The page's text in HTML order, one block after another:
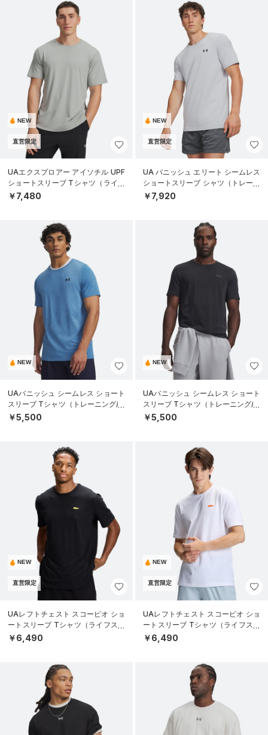
NEW
直営限定
UAエクスプロアー アイソチル UPF
ショートスリーブ Tシャツ（ライフ
スタイル/MEN）
￥7,480
NEW
直営限定
UA バニッシュ エリート シームレス
ショートスリーブ シャツ（トレーニ
ング/MEN）
￥7,920
NEW
UAバニッシュ シームレス ショート
スリーブ Tシャツ（トレーニング/M
EN）
￥5,500
NEW
UAバニッシュ シームレス ショート
スリーブ Tシャツ（トレーニング/M
EN）
￥5,500
NEW
直営限定
UAレフトチェスト スコーピオ ショ
ートスリーブ Tシャツ（ライフスタ
イル/MEN）
￥6,490
NEW
直営限定
UAレフトチェスト スコーピオ ショ
ートスリーブ Tシャツ（ライフスタ
イル/MEN）
￥6,490